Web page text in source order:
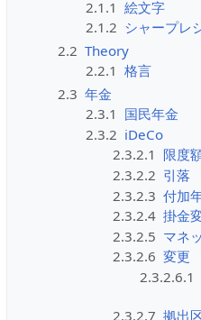
2.1.1 絵文字
2.1.2 シャープレ
2.2 Theory
2.2.1 格言
2.3 年金
2.3.1 国民年金
2.3.2 iDeCo
2.3.2.1 限度
2.3.2.2 引落
2.3.2.3 付加
2.3.2.4 掛金
2.3.2.5 マネ
2.3.2.6 変更
2.3.2.6.1
2.3.2.7 拠出